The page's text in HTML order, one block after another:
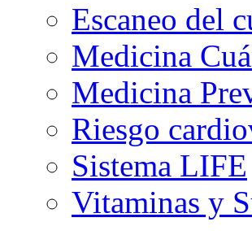
Escaneo del
Medicina
Medicina
Riesgo
Sistema LIFE
Vitaminas y